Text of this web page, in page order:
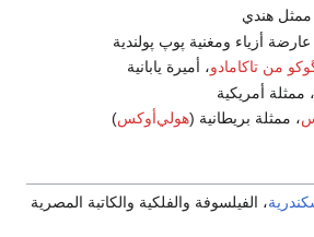
ممثل هندي
عارضة أزياء ومغنية پوپ پولندية
من تاكامادو، أميرة يابانية
، ممثلة أمريكية
، ممثلة بريطانية (هولي‌أوكس)
، الفيلسوفة والفلكية والكاتبة المصرية